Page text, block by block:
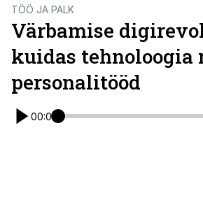
TÖÖ JA PALK
Värbamise
kuidas tehnoloogia
personalitööd
00:00